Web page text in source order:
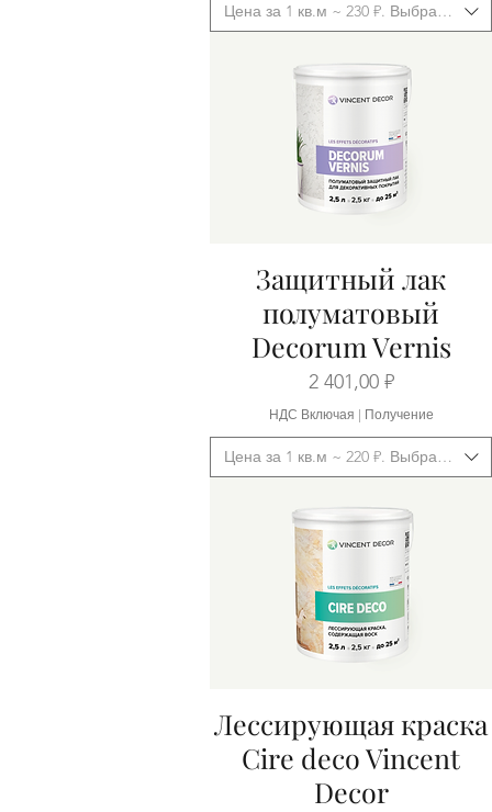
Цена за 1 кв.м ~ 230 ₽. Выбрать
Быстрый просмотр
Защитный лак
полуматовый
Decorum Vernis
Цена
2 401,00 ₽
НДС Включая | Получение
Цена за 1 кв.м ~ 220 ₽. Выбрать
Быстрый просмотр
Лессирующая краска
Cire deco Vincent
Decor